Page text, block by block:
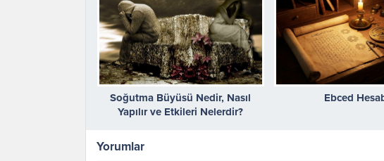
Soğutma Büyüsü Nedir, Nasıl
Yapılır ve Etkileri Nelerdir?
Ebced
Yorumlar